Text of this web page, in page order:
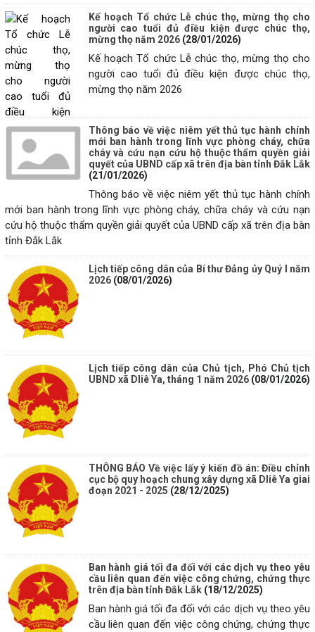
Kế hoạch Tổ chức Lễ chúc thọ, mừng thọ cho
người cao tuổi đủ điều kiện được chúc thọ,
mừng thọ năm 2026 (28/01/2026)
Kế hoạch Tổ chức Lễ chúc thọ, mừng thọ cho
người cao tuổi đủ điều kiện được chúc thọ,
mừng thọ năm 2026
Thông báo về việc niêm yết thủ tục hành chính
mới ban hành trong lĩnh vực phòng cháy, chữa
cháy và cứu nạn cứu hộ thuộc thẩm quyền giải
quyết của UBND cấp xã trên địa bàn tỉnh Đắk Lắk
(21/01/2026)
Thông báo về việc niêm yết thủ tục hành chính
mới ban hành trong lĩnh vực phòng cháy, chữa cháy và cứu nạn
cứu hộ thuộc thẩm quyền giải quyết của UBND cấp xã trên địa bàn
tỉnh Đắk Lắk
Lịch tiếp công dân của Bí thư Đảng ủy Quý I năm
2026 (08/01/2026)
Lịch tiếp công dân của Chủ tịch, Phó Chủ tịch
UBND xã Dliê Ya, tháng 1 năm 2026 (08/01/2026)
THÔNG BÁO Về việc lấy ý kiến đồ án: Điều chỉnh
cục bộ quy hoạch chung xây dựng xã Dliê Ya giai
đoạn 2021 - 2025 (28/12/2025)
Ban hành giá tối đa đối với các dịch vụ theo yêu
cầu liên quan đến việc công chứng, chứng thực
trên địa bàn tỉnh Đắk Lắk (18/12/2025)
Ban hành giá tối đa đối với các dịch vụ theo yêu
cầu liên quan đến việc công chứng, chứng thực